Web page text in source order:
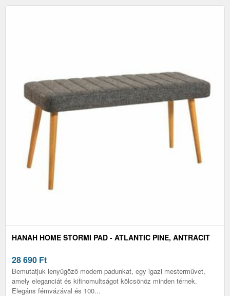
HANAH HOME STORMI PAD - ATLANTIC PINE, ANTRACIT
28 690 Ft
Bemutatjuk lenyűgöző modern padunkat, egy igazi mesterművet,
amely eleganciát és kifinomultságot kölcsönöz minden térnek.
Elegáns fémvázával és 100...